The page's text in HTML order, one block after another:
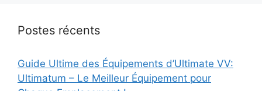
Postes récents
Guide Ultime des Équipements d’Ultimate VV:
Ultimatum – Le Meilleur Équipement pour